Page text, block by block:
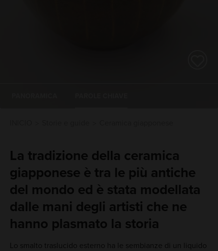
La tradizione della ceramica
giapponese è tra le più antiche
del mondo ed è stata modellata
dalle mani degli artisti che ne
hanno plasmato la storia
Lo smalto traslucido esterno ha le sembianze di un liquido